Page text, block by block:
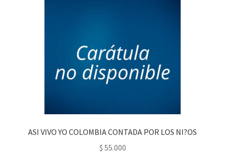
ASI VIVO YO COLOMBIA CONTADA POR LOS NI?OS
$ 55.000